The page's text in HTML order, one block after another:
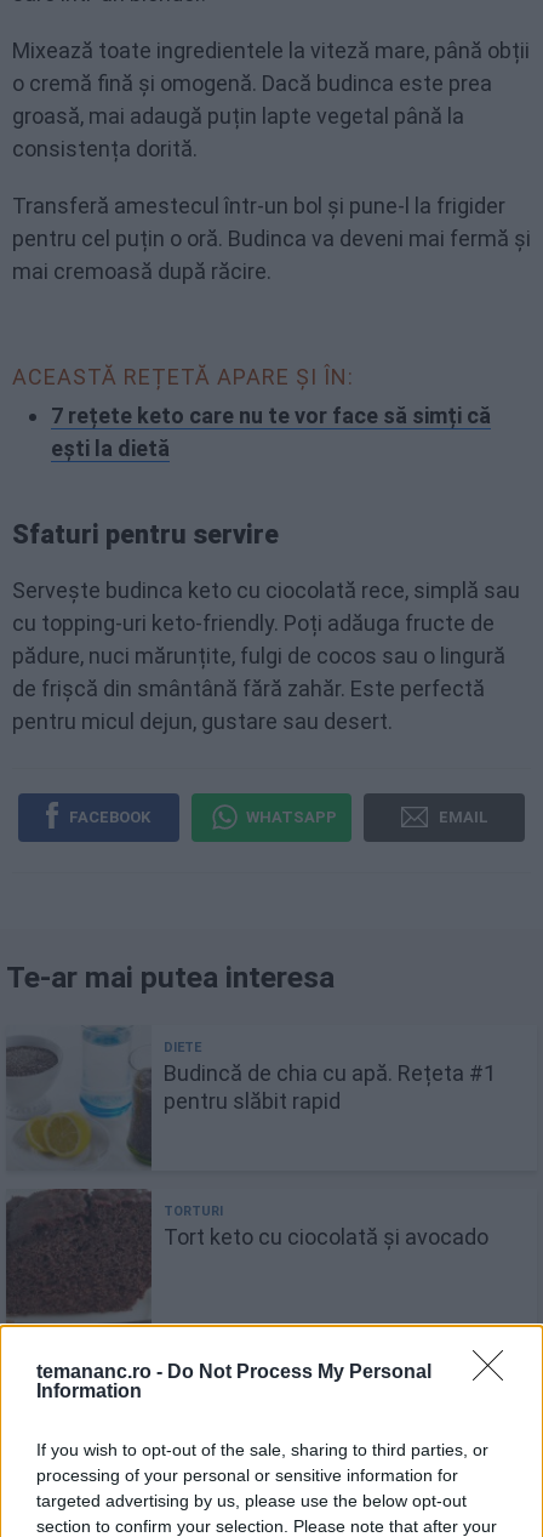
temananc.ro - Do Not Process My Personal
Information
If you wish to opt-out of the sale, sharing to third parties, or
processing of your personal or sensitive information for
targeted advertising by us, please use the below opt-out
section to confirm your selection. Please note that after your
Mixează toate ingredientele la viteză mare, până obții
o cremă fină și omogenă. Dacă budinca este prea
groasă, mai adaugă puțin lapte vegetal până la
consistența dorită.
Transferă amestecul într-un bol și pune-l la frigider
pentru cel puțin o oră. Budinca va deveni mai fermă și
mai cremoasă după răcire.
ACEASTĂ REȚETĂ APARE ȘI ÎN:
7 rețete keto care nu te vor face să simți că
ești la dietă
Sfaturi pentru servire
Servește budinca keto cu ciocolată rece, simplă sau
cu topping-uri keto-friendly. Poți adăuga fructe de
pădure, nuci mărunțite, fulgi de cocos sau o lingură
de frișcă din smântână fără zahăr. Este perfectă
pentru micul dejun, gustare sau desert.
FACEBOOK WHATSAPP EMAIL
Te-ar mai putea interesa
Budincă de chia cu apă. Rețeta #1
pentru slăbit rapid
Tort keto cu ciocolată și avocado